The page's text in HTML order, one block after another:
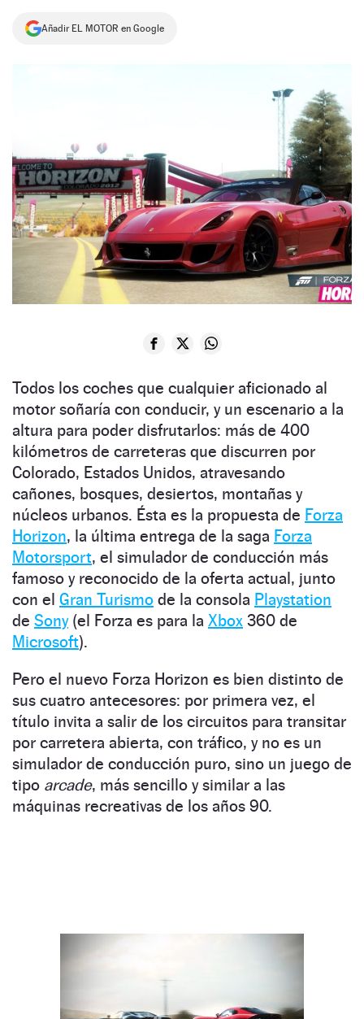
NEWSLETTER
Añadir EL MOTOR en Google
Todos los coches que cualquier aficionado al
motor soñaría con conducir, y un escenario a la
altura para poder disfrutarlos: más de 400
kilómetros de carreteras que discurren por
Colorado, Estados Unidos, atravesando
cañones, bosques, desiertos, montañas y
núcleos urbanos. Ésta es la propuesta de Forza
Horizon, la última entrega de la saga Forza
Motorsport, el simulador de conducción más
famoso y reconocido de la oferta actual, junto
con el Gran Turismo de la consola Playstation
de Sony(el Forza es para la Xbox 360 de
Microsoft).
Pero el nuevo Forza Horizon es bien distinto de
sus cuatro antecesores: por primera vez, el
título invita a salir de los circuitos para transitar
por carretera abierta, con tráfico, y no es un
simulador de conducción puro, sino un juego de
tipo arcade, más sencillo y similar a las
máquinas recreativas de los años 90.